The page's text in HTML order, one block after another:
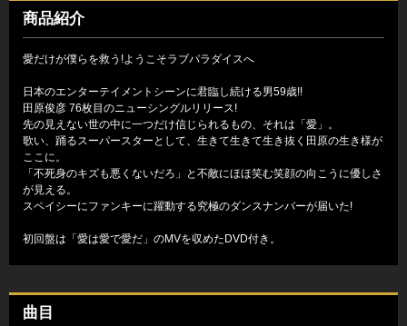
商品紹介
愛だけが僕らを救う!ようこそラブパラダイスへ
日本のエンターテイメントシーンに君臨し続ける男59歳!!
田原俊彦 76枚目のニューシングルリリース!
先の見えない世の中に一つだけ信じられるもの、それは「愛」。
歌い、踊るスーパースターとして、生きて生きて生き抜く田原の生き様が
ここに。
「不死身のキズも悪くないだろ」と不敵にほほ笑む笑顔の向こうに優しさ
が見える。
スペイシーにファンキーに躍動する究極のダンスナンバーが届いた!
初回盤は「愛は愛で愛だ」のMVを収めたDVD付き。
曲目